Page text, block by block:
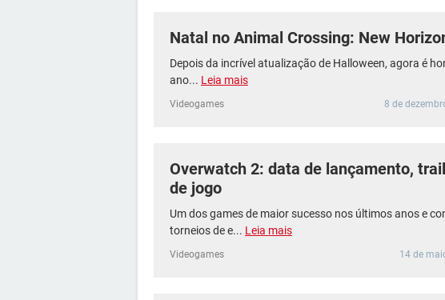
Natal no Animal Crossing: New
Depois da incrível atualização de Halloween, agora é
ano... Leia mais
Videogames 8 de
Overwatch 2: data de lançamento,
de jogo
Um dos games de maior sucesso nos últimos anos e
torneios de e... Leia mais
Videogames 14 de